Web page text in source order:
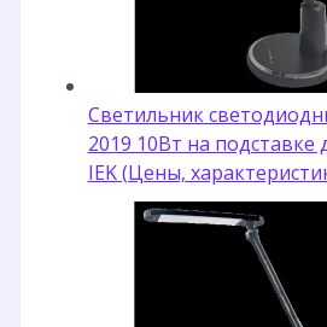
Светильник
2019 10Вт на
IEK (Цены,